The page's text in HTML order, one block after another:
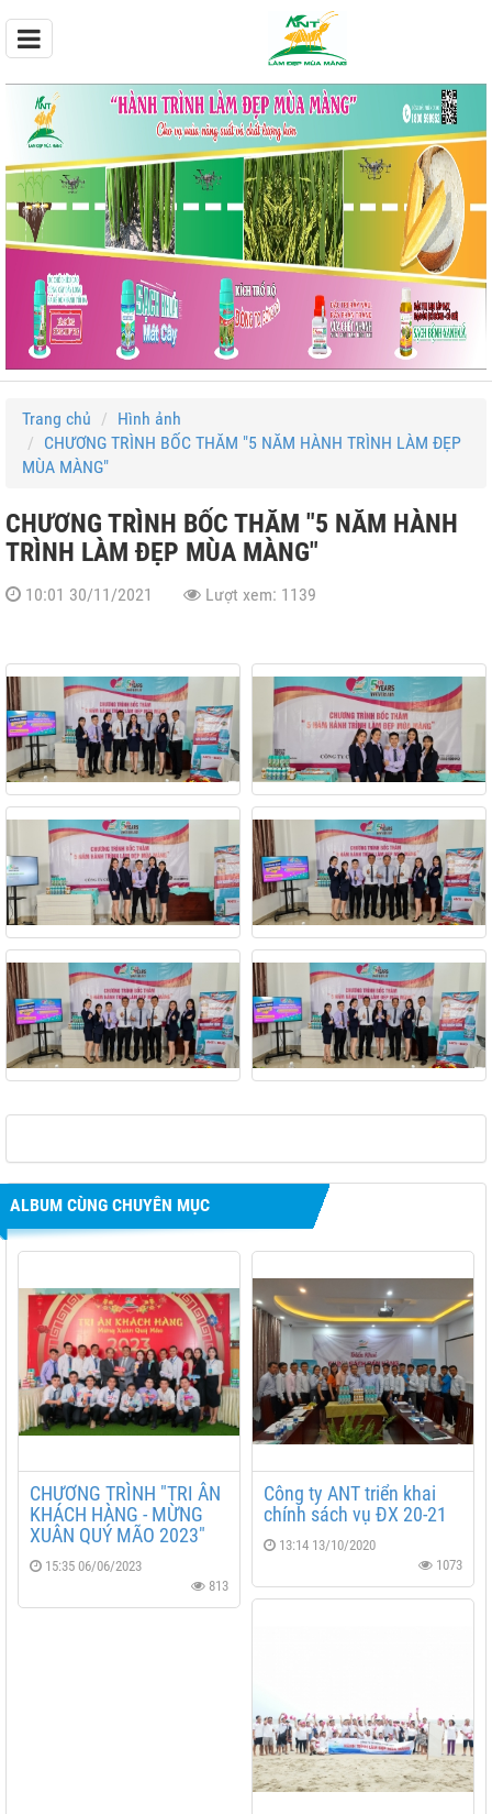
lúa
Trang chủ
Hình ảnh
CHƯƠNG TRÌNH BỐC THĂM "5 NĂM HÀNH TRÌNH LÀM ĐẸP
MÙA MÀNG"
CHƯƠNG TRÌNH BỐC THĂM "5 NĂM HÀNH
TRÌNH LÀM ĐẸP MÙA MÀNG"
10:01 30/11/2021 Lượt xem: 1139
ALBUM CÙNG CHUYÊN MỤC
CHƯƠNG TRÌNH "TRI ÂN
KHÁCH HÀNG - MỪNG
XUÂN QUÝ MÃO 2023"
15:35 06/06/2023
813
Công ty ANT triển khai
chính sách vụ ĐX 20-21
13:14 13/10/2020
1073